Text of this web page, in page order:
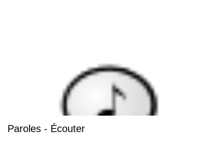
Paroles - Écouter